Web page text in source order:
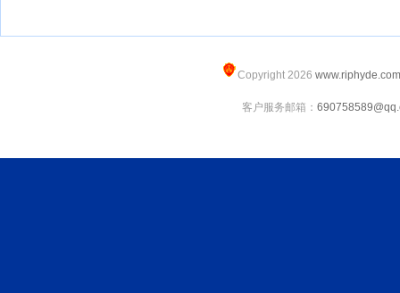
Copyright 2026 www.riphyde.com
客户服务邮箱：